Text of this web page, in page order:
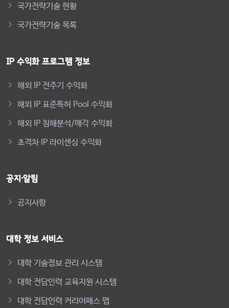
국가전략기술 현황
국가전략기술 목록
IP 수익화 프로그램 정보
해외 IP 전주기 수익화
해외 IP 표준특허 Pool 수익화
해외 IP 침해분석/매각 수익화
초격차 IP 라이센싱 수익화
공지·알림
공지사항
대학 정보 서비스
대학 기술정보 관리 시스템
대학 전담인력 교육지원 시스템
대학 전담인력 커리어패스 맵